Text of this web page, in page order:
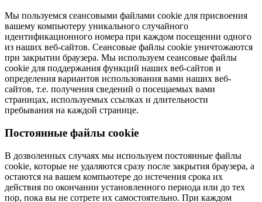
Мы пользуемся сеансовыми файлами cookie для присвоения
вашему компьютеру уникального случайного
идентификационного номера при каждом посещении одного
из наших веб-сайтов. Сеансовые файлы cookie уничтожаются
при закрытии браузера. Мы используем сеансовые файлы
cookie для поддержания функций наших веб-сайтов и
определения вариантов использования вами наших веб-
сайтов, т.е. получения сведений о посещаемых вами
страницах, используемых ссылках и длительности
пребывания на каждой странице.
Постоянные файлы cookie
В дозволенных случаях мы используем постоянные файлы
cookie, которые не удаляются сразу после закрытия браузера, а
остаются на вашем компьютере до истечения срока их
действия по окончании установленного периода или до тех
пор, пока вы не сотрете их самостоятельно. При каждом